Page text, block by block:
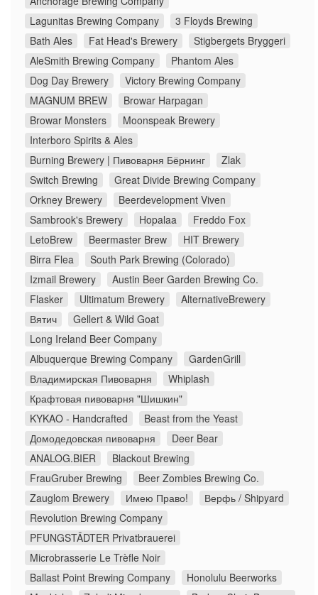
Lagunitas Brewing Company
3 Floyds Brewing
Bath Ales
Fat Head's Brewery
Stigbergets Bryggeri
AleSmith Brewing Company
Phantom Ales
Dog Day Brewery
Victory Brewing Company
MAGNUM BREW
Browar Harpagan
Browar Monsters
Moonspeak Brewery
Interboro Spirits & Ales
Burning Brewery | Пивоварня Бёрнинг
Zlak
Switch Brewing
Great Divide Brewing Company
Orkney Brewery
Beerdevelopment Viven
Sambrook's Brewery
Hopalaa
Freddo Fox
LetoBrew
Beermaster Brew
HIT Brewery
Birra Flea
South Park Brewing (Colorado)
Izmail Brewery
Austin Beer Garden Brewing Co.
Flasker
Ultimatum Brewery
AlternativeBrewery
Вятич
Gellert & Wild Goat
Long Ireland Beer Company
Albuquerque Brewing Company
GardenGrill
Владимирская Пивоварня
Whiplash
Крафтовая пивоварня "Шишкин"
KYKAO - Handcrafted
Beast from the Yeast
Домодедовская пивоварня
Deer Bear
ANALOG.BIER
Blackout Brewing
FrauGruber Brewing
Beer Zombies Brewing Co.
Zauglom Brewery
Имею Право!
Верфь / Shipyard
Revolution Brewing Company
PFUNGSTÄDTER Privatbrauerei
Microbrasserie Le Trèfle Noir
Ballast Point Brewing Company
Honolulu Beerworks